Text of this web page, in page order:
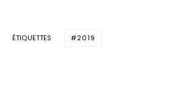
ÉTIQUETTES 2019